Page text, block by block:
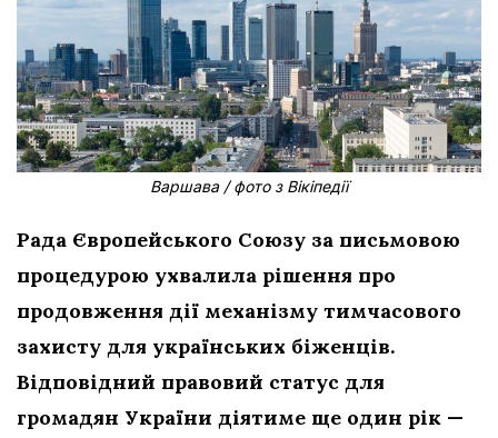
Варшава / фото з Вікіпедії
Рада Європейського Союзу за письмовою
процедурою ухвалила рішення про
продовження дії механізму тимчасового
захисту для українських біженців.
Відповідний правовий статус для
громадян України діятиме ще один рік —